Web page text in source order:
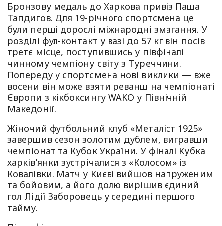
Бронзову медаль до Харкова привіз Паша
Тапдигов. Для 19-річного спортсмена це
були перші дорослі міжнародні змагання. У
розділі фул-контакт у вазі до 57 кг він посів
третє місце, поступившись у півфіналі
чинному чемпіону світу з Туреччини.
Попереду у спортсмена нові виклики — вже
восени він може взяти реванш на чемпіонаті
Європи з кікбоксингу WAKO у Північній
Македонії.
Жіночий футбольний клуб «Металіст 1925»
завершив сезон золотим дублем, вигравши
чемпіонат та Кубок України. У фіналі Кубка
харків’янки зустрічалися з «Колосом» із
Ковалівки. Матч у Києві вийшов напруженим
та бойовим, а його долю вирішив єдиний
гол Лідії Заборовець у середині першого
тайму.